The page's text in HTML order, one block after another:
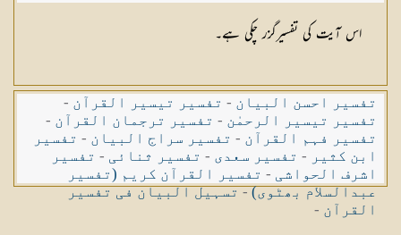
اس آیت کی تفسیرگزر چکی ہے۔
تفسیر احسن البیان - تفسیر تیسیر القرآن -
تفسیر تیسیر الرحمٰن - تفسیر ترجمان القرآن -
تفسیر فہم القرآن - تفسیر سراج البیان - تفسیر
ابن کثیر - تفسیر سعدی - تفسیر ثنائی - تفسیر
اشرف الحواشی - تفسیر القرآن کریم (تفسیر
عبدالسلام بھٹوی)-تسہیل البیان فی تفسیر
القرآن -